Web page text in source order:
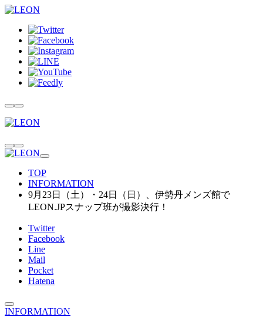
TOP
INFORMATION
9月23日（土）・24日（日）、伊勢丹メンズ館で
LEON.JPスナップ班が撮影決行！
Twitter
Facebook
Line
Mail
Pocket
Hatena
INFORMATION